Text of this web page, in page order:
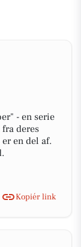
- en serie
deres
en del af.
Kopiér link